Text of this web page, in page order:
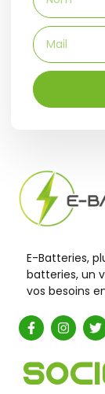
E-Batteries,
batteries, un
vos besoins